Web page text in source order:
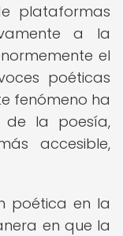
plataformas
a la
el
poéticas
fenómeno ha
de la poesía,
accesible,
poética en la
en que la